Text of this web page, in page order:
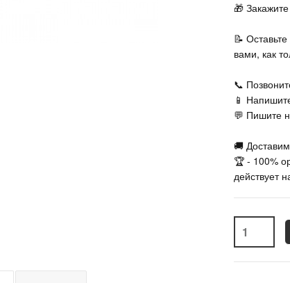
🎁
📝
вами, как
📞
📱
💬 Пишите
🚚
🏆 - 100%
действует